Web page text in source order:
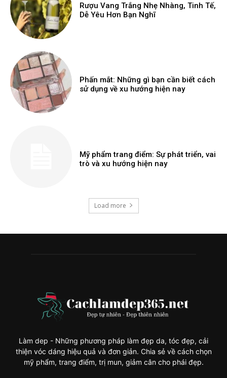
Rượu Vang Trắng Nhẹ Nhàng, Tinh Tế,
Dễ Yêu Hơn Bạn Nghĩ
Phấn mắt: Những gì bạn cần biết cách
sử dụng về xu hướng hiện nay
Mỹ phẩm trang điểm: Sự phát triển, vai
trò và xu hướng hiện nay
Load more
Làm dep - Những phương pháp làm đẹp da, tóc đẹp, cải
thiện vóc dáng hiệu quả và đơn giản. Chia sẻ về cách chọn
mỹ phẩm, trang điểm, trị mun, giảm cân cho phái đẹp.